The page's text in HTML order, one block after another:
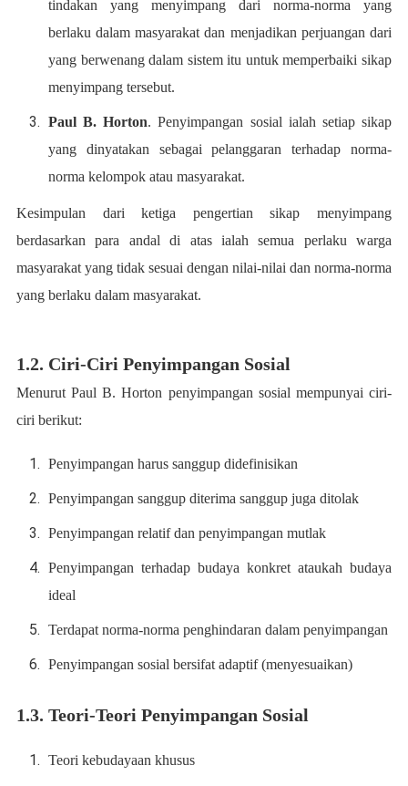
tindakan yang menyimpang dari norma-norma yang
berlaku dalam masyarakat dan menjadikan perjuangan dari
yang berwenang dalam sistem itu untuk memperbaiki sikap
menyimpang tersebut.
Paul B. Horton. Penyimpangan sosial ialah setiap sikap
yang dinyatakan sebagai pelanggaran terhadap norma-
norma kelompok atau masyarakat.
Kesimpulan dari ketiga pengertian sikap menyimpang
berdasarkan para andal di atas ialah semua perlaku warga
masyarakat yang tidak sesuai dengan nilai-nilai dan norma-norma
yang berlaku dalam masyarakat.
1.2. Ciri-Ciri Penyimpangan Sosial
Menurut Paul B. Horton penyimpangan sosial mempunyai ciri-
ciri berikut:
Penyimpangan harus sanggup didefinisikan
Penyimpangan sanggup diterima sanggup juga ditolak
Penyimpangan relatif dan penyimpangan mutlak
Penyimpangan terhadap budaya konkret ataukah budaya
ideal
Terdapat norma-norma penghindaran dalam penyimpangan
Penyimpangan sosial bersifat adaptif (menyesuaikan)
1.3. Teori-Teori Penyimpangan Sosial
Teori kebudayaan khusus